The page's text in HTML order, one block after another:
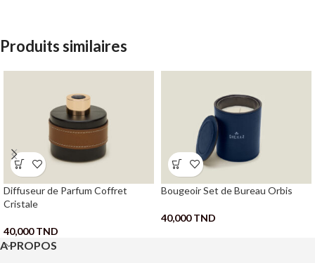
Produits similaires
Diffuseur de Parfum Coffret
Cristale
40,000TND
Bougeoir Set de Bureau Orbis
40,000TND
A PROPOS